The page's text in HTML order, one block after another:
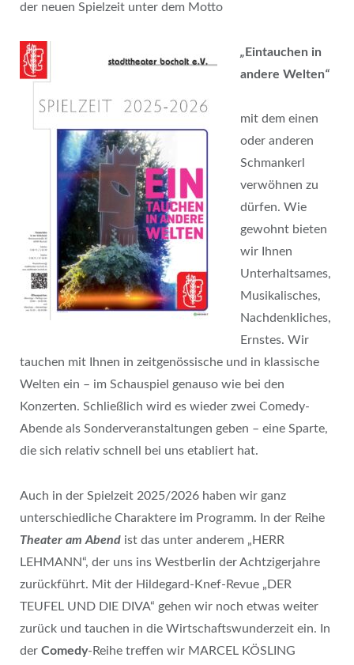
der neuen Spielzeit unter dem Motto
„ Eintauchen in
andere Welten“
mit dem einen
oder anderen
Schmankerl
verwöhnen zu
dürfen. Wie
gewohnt bieten
wir Ihnen
Unterhaltsames,
Musikalisches,
Nachdenkliches,
Ernstes. Wir
tauchen mit Ihnen in zeitgenössische und in klassische
Welten ein – im Schauspiel genauso wie bei den
Konzerten. Schließlich wird es wieder zwei Comedy-
Abende als Sonderveranstaltungen geben – eine Sparte,
die sich relativ schnell bei uns etabliert hat.
Auch in der Spielzeit 2025/2026 haben wir ganz
unterschiedliche Charaktere im Programm. In der Reihe
Theater am Abend ist das unter anderem „HERR
LEHMANN“, der uns ins Westberlin der Achtzigerjahre
zurückführt. Mit der Hildegard-Knef-Revue „DER
TEUFEL UND DIE DIVA“ gehen wir noch etwas weiter
zurück und tauchen in die Wirtschaftswunderzeit ein. In
der Comedy-Reihe treffen wir MARCEL KÖSLING